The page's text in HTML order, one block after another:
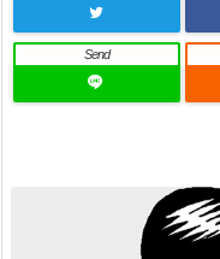
Send